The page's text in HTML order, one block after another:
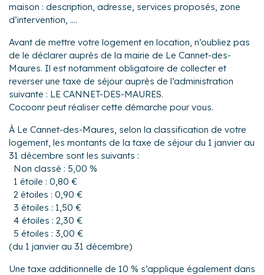
maison : description, adresse, services proposés, zone
d’intervention, ....
Avant de mettre votre logement en location, n’oubliez pas
de le déclarer auprès de la mairie de Le Cannet-des-
Maures. Il est notamment obligatoire de collecter et
reverser une taxe de séjour auprès de l’administration
suivante : LE CANNET-DES-MAURES.
Cocoonr peut réaliser cette démarche pour vous.
À Le Cannet-des-Maures, selon la classification de votre
logement, les montants de la taxe de séjour du 1 janvier au
31 décembre sont les suivants :
Non classé : 5,00 %
1 étoile : 0,80 €
2 étoiles : 0,90 €
3 étoiles : 1,50 €
4 étoiles : 2,30 €
5 étoiles : 3,00 €
(du 1 janvier au 31 décembre)
Une taxe additionnelle de 10 % s’applique également dans